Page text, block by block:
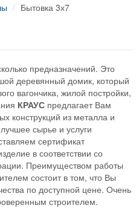
Бытовка 3х7
предназначений. Это
деревянный домик, который
вагончика, жилой постройки,
КРАУС предлагает Вам
конструкций из металла и
сырье и услуги
сертификат
в соответствии со
Преимуществом работы
состоит в том, что Вы
по доступной цене. Очень
строителем.